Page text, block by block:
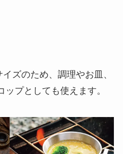
ズのため、調理やお皿、
プとしても使えます。